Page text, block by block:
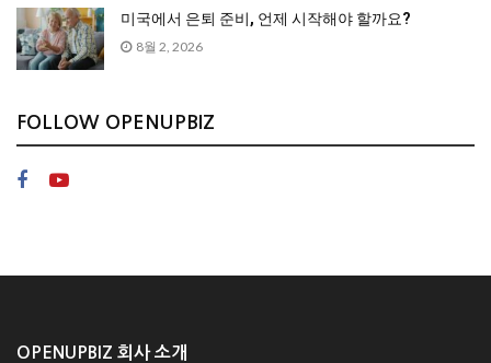
미국에서 은퇴 준비, 언제 시작해야 할까요?
8월 2, 2026
FOLLOW OPENUPBIZ
OPENUPBIZ 회사 소개